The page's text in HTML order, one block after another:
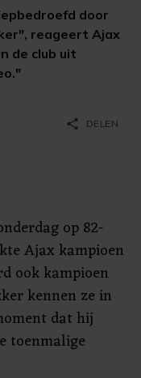
door
reageert Ajax
de club uit
share DELEN
op 82-
Ajax kampioen
ook kampioen
kennen ze in
dat hij
toenmalige